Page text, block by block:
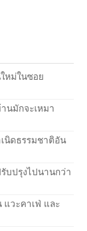
หม่ในซอย
นมักจะเหมา
นิดธรรมชาติอัน
บปรุงไปนานกว่า
แวะคาเฟ่ และ